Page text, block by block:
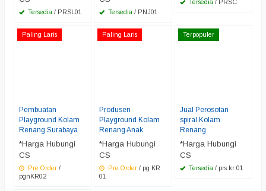
Tersedia / PRSL01 Tersedia / PNJ01
Tersedia / PRSC
Paling Laris
Pembuatan
Playground Kolam
Renang Surabaya
*Harga Hubungi
CS
Pre Order /
pgnKR02
Paling Laris
Produsen
Playground Kolam
Renang Anak
*Harga Hubungi
CS
Pre Order / pg KR
01
Terpopuler
Jual Perosotan
spiral Kolam
Renang
*Harga Hubungi
CS
Tersedia / prs kr 01